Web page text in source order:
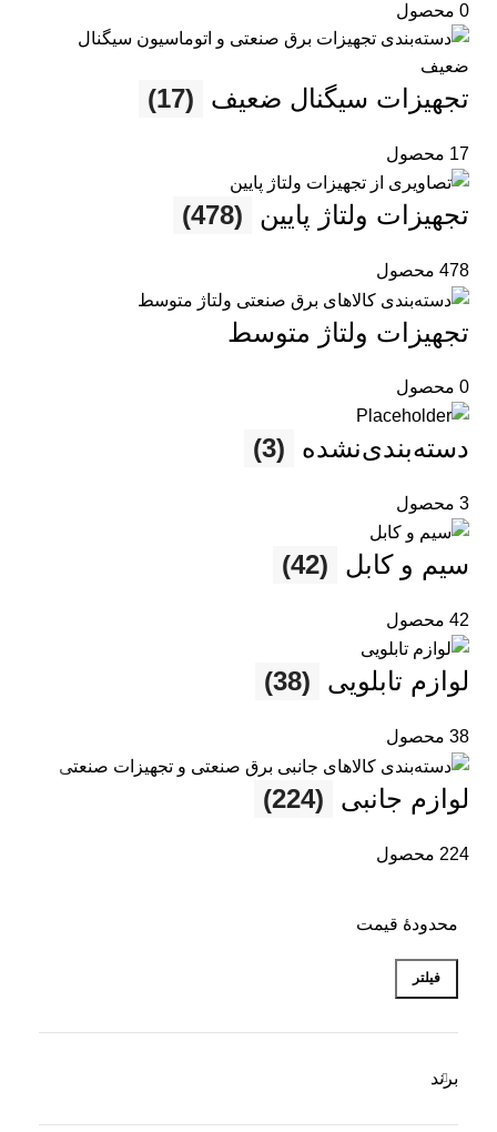
0 محصول
تجهیزات سیگنال ضعیف (17)
17 محصول
تجهیزات ولتاژ پایین (478)
478 محصول
تجهیزات ولتاژ متوسط
0 محصول
دسته‌بندی‌نشده (3)
3 محصول
سیم و کابل (42)
42 محصول
لوازم تابلویی (38)
38 محصول
لوازم جانبی (224)
224 محصول
محدودۀ قیمت
فیلتر
برند